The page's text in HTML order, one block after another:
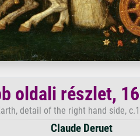
oldali részlet,
detail of the right hand side,
Claude Deruet